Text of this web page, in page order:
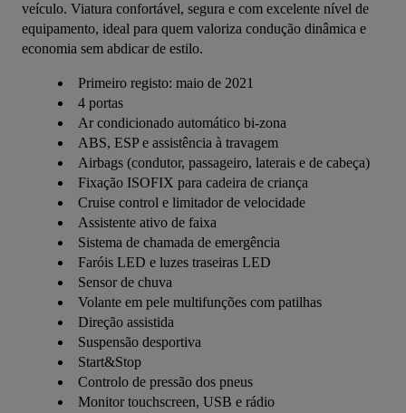
veículo. Viatura confortável, segura e com excelente nível de
equipamento, ideal para quem valoriza condução dinâmica e
economia sem abdicar de estilo.
Primeiro registo: maio de 2021
4 portas
Ar condicionado automático bi-zona
ABS, ESP e assistência à travagem
Airbags (condutor, passageiro, laterais e de cabeça)
Fixação ISOFIX para cadeira de criança
Cruise control e limitador de velocidade
Assistente ativo de faixa
Sistema de chamada de emergência
Faróis LED e luzes traseiras LED
Sensor de chuva
Volante em pele multifunções com patilhas
Direção assistida
Suspensão desportiva
Start&Stop
Controlo de pressão dos pneus
Monitor touchscreen, USB e rádio